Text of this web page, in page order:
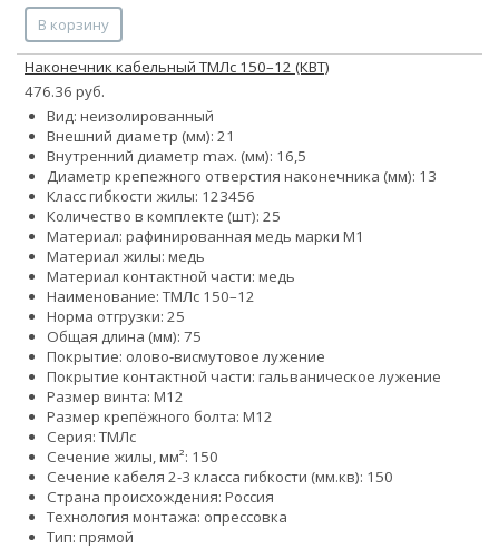
В корзину
Наконечник кабельный ТМЛс 150–12 (КВТ)
476.36 руб.
Вид: неизолированный
Внешний диаметр (мм): 21
Внутренний диаметр max. (мм): 16,5
Диаметр крепежного отверстия наконечника (мм): 13
Класс гибкости жилы: 123456
Количество в комплекте (шт): 25
Материал: рафинированная медь марки М1
Материал жилы: медь
Материал контактной части: медь
Наименование: ТМЛс 150–12
Норма отгрузки: 25
Общая длина (мм): 75
Покрытие: олово-висмутовое лужение
Покрытие контактной части: гальваническое лужение
Размер винта: М12
Размер крепёжного болта: М12
Серия: ТМЛс
Сечение жилы, мм²: 150
Сечение кабеля 2-3 класса гибкости (мм.кв): 150
Страна происхождения: Россия
Технология монтажа: опрессовка
Тип: прямой